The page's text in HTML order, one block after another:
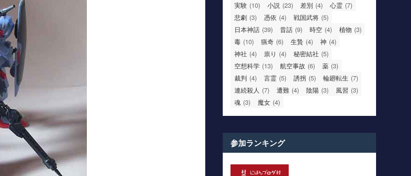
実験 (10) 小説 (23) 差別 (4) 心霊 (7)
悲劇 (3) 憑依 (4) 戦国武将 (5)
日本神話 (39) 昔話 (9) 時空 (4) 植物 (3)
毒 (10) 猟奇 (6) 生贄 (4) 神 (4)
神社 (4) 祟り (4) 秘密結社 (5)
空想科学 (13) 航空事故 (6) 薬 (3)
裁判 (4) 言霊 (5) 誘拐 (5) 輪廻転生 (7)
連続殺人 (7) 遭難 (4) 陰陽 (3) 風習 (3)
魂 (3) 魔女 (4)
参加ランキング